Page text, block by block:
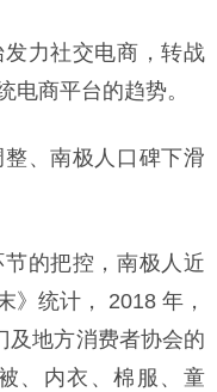
力社交电商，转战
电商平台的趋势。
、南极人口碑下滑
的把控，南极人近
》统计， 2018 年，
及地方消费者协会的
、内衣、棉服、童